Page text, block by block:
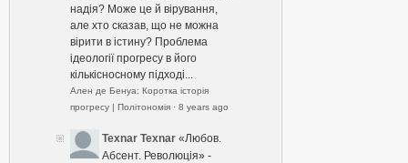
надія? Може це й вірування,
але хто сказав, що не можна
вірити в істину? Проблема
ідеології прогресу в його
кількісносному підході...
Ален де Бенуа: Коротка історія
прогресу | Політономія · 8 years ago
Texnar Texnar «Любов.
Абсент. Революція» -